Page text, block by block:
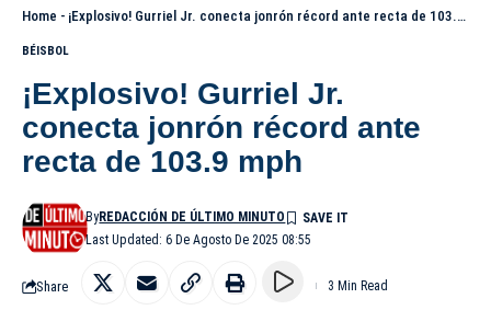
Home - ¡Explosivo! Gurriel Jr. conecta jonrón récord ante recta de 103.9 mph
BÉISBOL
¡Explosivo! Gurriel Jr.
conecta jonrón récord ante
recta de 103.9 mph
Last Updated: 6 De Agosto De 2025 08:55
ByREDACCIÓN DE ÚLTIMO MINUTO
Share 3 Min Read